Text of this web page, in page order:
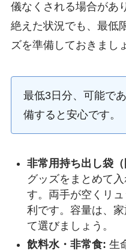
儀なくされる場合があ
絶えた状況でも、最低
ズを準備しておきまし
最低3日分、可能で
備すると安心です。
非常用持ち出し袋
グッズをまとめて
す。両手が空くリ
利です。容量は、
て選びましょう。
飲料水・非常食: 生